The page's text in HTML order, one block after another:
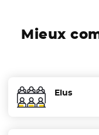
Mieux
Elus